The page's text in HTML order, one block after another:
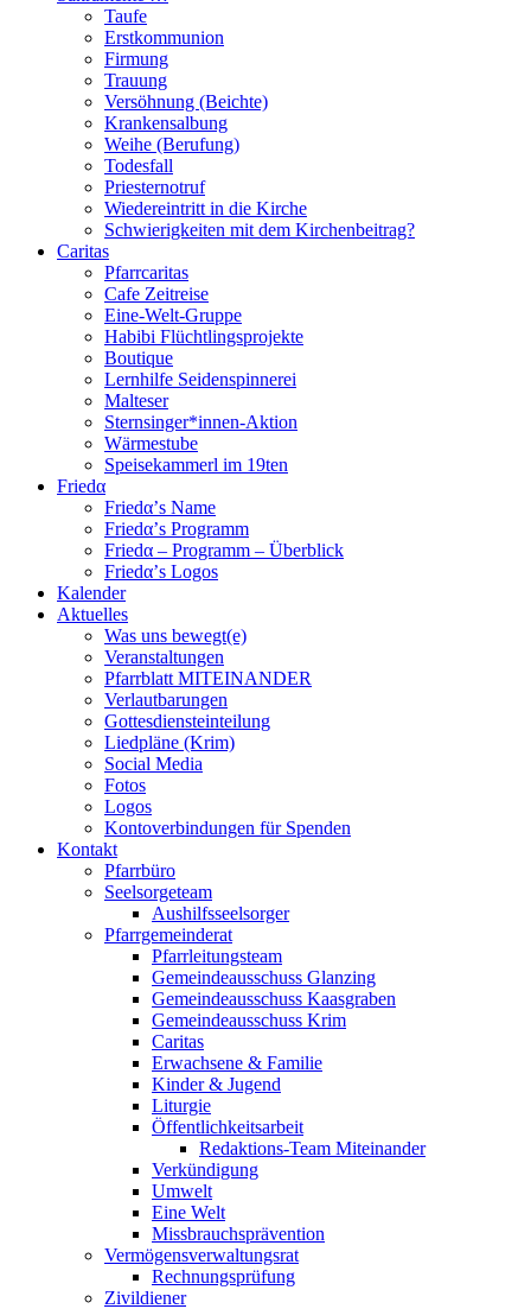
Taufe
Erstkommunion
Firmung
Trauung
Versöhnung (Beichte)
Krankensalbung
Weihe (Berufung)
Todesfall
Priesternotruf
Wiedereintritt in die Kirche
Schwierigkeiten mit dem Kirchenbeitrag?
Caritas
Pfarrcaritas
Cafe Zeitreise
Eine-Welt-Gruppe
Habibi Flüchtlingsprojekte
Boutique
Lernhilfe Seidenspinnerei
Malteser
Sternsinger*innen-Aktion
Wärmestube
Speisekammerl im 19ten
Friedα
Friedα’s Name
Friedα’s Programm
Friedα – Programm – Überblick
Friedα’s Logos
Kalender
Aktuelles
Was uns bewegt(e)
Veranstaltungen
Pfarrblatt MITEINANDER
Verlautbarungen
Gottesdiensteinteilung
Liedpläne (Krim)
Social Media
Fotos
Logos
Kontoverbindungen für Spenden
Kontakt
Pfarrbüro
Seelsorgeteam
Aushilfsseelsorger
Pfarrgemeinderat
Pfarrleitungsteam
Gemeindeausschuss Glanzing
Gemeindeausschuss Kaasgraben
Gemeindeausschuss Krim
Caritas
Erwachsene & Familie
Kinder & Jugend
Liturgie
Öffentlichkeitsarbeit
Redaktions-Team Miteinander
Verkündigung
Umwelt
Eine Welt
Missbrauchsprävention
Vermögensverwaltungsrat
Rechnungsprüfung
Zivildiener